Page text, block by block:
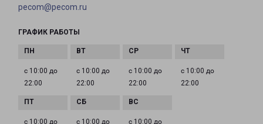
pecom@pecom.ru
ГРАФИК РАБОТЫ
с 10:00 до
22:00
с 10:00 до
22:00
с 10:00 до
22:00
с 10:00 до
22:00
с 10:00 до
с 10:00 до
с 10:00 до